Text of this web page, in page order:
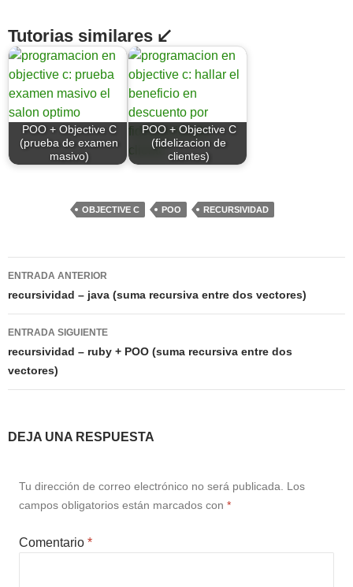
Tutorias similares ↙
POO + Objective C
(prueba de examen
masivo)
POO + Objective C
(fidelizacion de
clientes)
OBJECTIVE C POO RECURSIVIDAD
Navegación
de
entradas
ENTRADA ANTERIOR
recursividad – java (suma recursiva entre dos vectores)
ENTRADA SIGUIENTE
recursividad – ruby + POO (suma recursiva entre dos
vectores)
DEJA UNA RESPUESTA
Tu dirección de correo electrónico no será publicada.
Los
campos obligatorios están marcados con *
Comentario *